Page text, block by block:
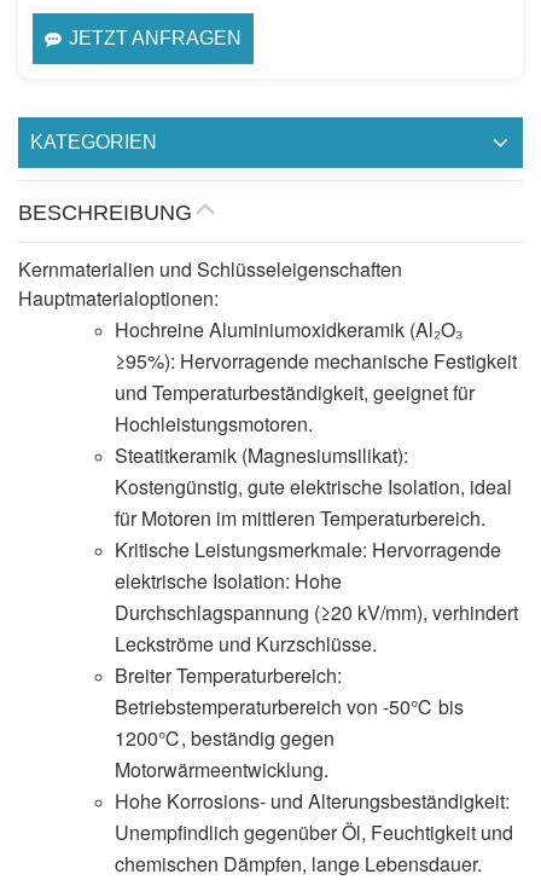
JETZT ANFRAGEN
KATEGORIEN
BESCHREIBUNG
Kernmaterialien und Schlüsseleigenschaften
Hauptmaterialoptionen:
Hochreine Aluminiumoxidkeramik (Al₂O₃
≥95%): Hervorragende mechanische Festigkeit
und Temperaturbeständigkeit, geeignet für
Hochleistungsmotoren.
Steatitkeramik (Magnesiumsilikat):
Kostengünstig, gute elektrische Isolation, ideal
für Motoren im mittleren Temperaturbereich.
Kritische Leistungsmerkmale: Hervorragende
elektrische Isolation: Hohe
Durchschlagspannung (≥20 kV/mm), verhindert
Leckströme und Kurzschlüsse.
Breiter Temperaturbereich:
Betriebstemperaturbereich von -50℃ bis
1200℃, beständig gegen
Motorwärmeentwicklung.
Hohe Korrosions- und Alterungsbeständigkeit:
Unempfindlich gegenüber Öl, Feuchtigkeit und
chemischen Dämpfen, lange Lebensdauer.